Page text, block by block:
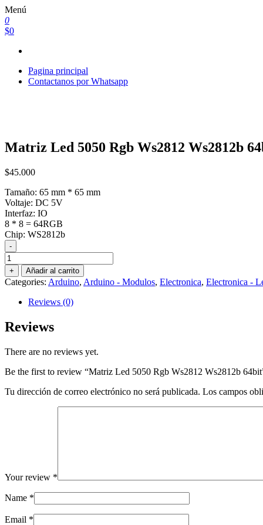
Saltar
al
contenido
Menú
0
$0
Pagina principal
Contactanos por Whatsapp
Matriz Led 5050 Rgb Ws2812 Ws2812b
$45.000
Tamaño: 65 mm * 65 mm
Voltaje: DC 5V
Interfaz: IO
8 * 8 = 64RGB
Chip: WS2812b
-
Matriz
Led
5050
Rgb
Ws2812
Ws2812b
64bit
quantity
+ Añadir al carrito
Categories: Arduino, Arduino - Modulos, Electronica, Electronica -
Reviews (0)
Reviews
There are no reviews yet.
Be the first to review “Matriz Led 5050 Rgb Ws2812 Ws2812b
Tu dirección de correo electrónico no será publicada. Los campos
Your review *
Name *
Email *